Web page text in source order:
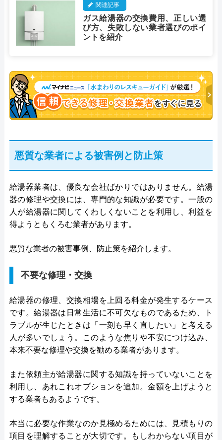
関連記事
ガス給湯器の交換費用、正しい選
び方、失敗しない業者選びのポイ
ントを紹介
悪質な業者による被害例と防止策
給湯器業者は、優良な会社ばかりではありません。給湯
器の修理や交換には、専門的な知識が必要です。一般の
人が給湯器に関してくわしくないことを利用し、利益を
得ようともくろむ業者があります。
悪質な業者の被害事例、防止策を紹介します。
不要な修理・交換
給湯器の修理、交換相場を上回る料金が発生するケース
です。給湯器は日常生活に不可欠なものであるため、ト
ラブルが生じたときは「一刻も早く直したい」と考える
人が多いでしょう。このような焦りや不安につけ込み、
本来不要な修理や交換を勧める業者があります。
また依頼主が給湯器に関する知識を持っていないことを
利用し、あれこれオプションを追加。金額を上げようと
する業者もあるようです。
本当に必要な作業なのか見極めるためには、見積もりの
項目を理解することが大切です。もしわからない項目が